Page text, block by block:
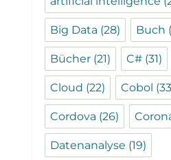
Big Data (28) Buch
Bücher (21) C# (31)
Cloud (22) Cobol
Cordova (26)
Datenanalyse (19)